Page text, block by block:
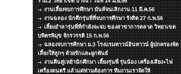
งานเลี้ยงจบการศึกษา มันส์จนเลิกงาน 11 มี.ค.56
งานฉลอง นักศึกรุ่นพี่ที่จบการศึกษา รังสิต 27 ก.พ.56
เลี้ยงอำลารุ่นพี่ที่กำลังจะจบ ของสาขาการตลาด วิทยาเขต
บพิตรพิมุข จักรวรรดิ 15 ก.พ.56
ฉลองจบการศึกษา ม.3 โรงแรมทาวน์อินทาวน์ ผู้ปกครองจัด
เลี้ยงให้ลูกๆ ด้วยรักและผูกพันธ์
งานคืนสู่เหย้านักศึกษา เลี้ยงรุ่นพี่ รุ่นน้อง เครื่องเสียง+ไฟ
เครื่องดนตรี แล้วแต่ท่านต้องการ ทีมงานเราจัดให้